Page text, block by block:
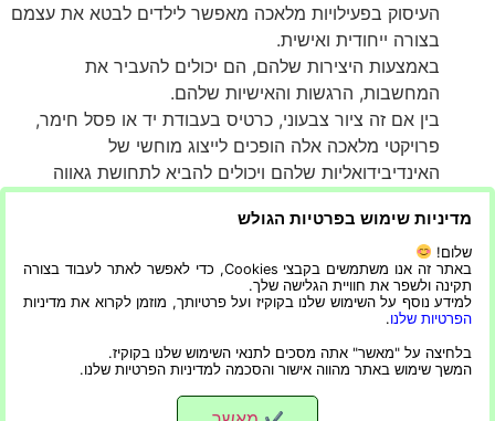
העיסוק בפעילויות מלאכה מאפשר לילדים לבטא את עצמם
בצורה ייחודית ואישית.
באמצעות היצירות שלהם, הם יכולים להעביר את
המחשבות, הרגשות והאישיות שלהם.
בין אם זה ציור צבעוני, כרטיס בעבודת יד או פסל חימר,
פרויקטי מלאכה אלה הופכים לייצוג מוחשי של
האינדיבידואליות שלהם ויכולים להביא לתחושת גאווה
והישג.
יום חורף סוער לא צריך להיות משעמם ומשעמם. עם
הפעילויות והיצירות הללו תוכלו להפוך את היום לחוויה
מעשירה ומהנה.
בואו ננצל את הזמן הזה כדי לעורר את הסקרנות של ילדינו,
לעורר את היצירתיות שלהם ולחזק את הקשרים המשפחתיים
שלנו.
מדיניות שימוש בפרטיות הגולש
שלום!
באתר זה אנו משתמשים בקבצי Cookies, כדי לאפשר לאתר לעבוד בצורה
תקינה ולשפר את חוויית הגלישה שלך.
למידע נוסף על השימוש שלנו בקוקיז ועל פרטיותך, מוזמן לקרוא את מדיניות
הפרטיות שלנו.
בלחיצה על "מאשר" אתה מסכים לתנאי השימוש שלנו בקוקיז.
המשך שימוש באתר מהווה אישור והסכמה למדיניות הפרטיות שלנו.